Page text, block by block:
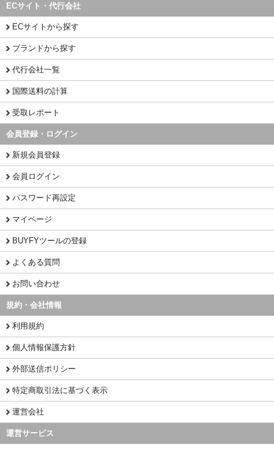
ECサイト・代行会社
ECサイトから探す
ブランドから探す
代行会社一覧
国際送料の計算
受取レポート
会員登録・ログイン
新規会員登録
会員ログイン
パスワード再設定
マイページ
BUYFYツールの登録
よくある質問
お問い合わせ
規約・会社情報
利用規約
個人情報保護方針
外部送信ポリシー
特定商取引法に基づく表示
運営会社
運営サービス